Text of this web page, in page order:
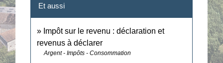
Et aussi
Impôt sur le revenu : déclaration et
revenus à déclarer
Argent - Impôts - Consommation